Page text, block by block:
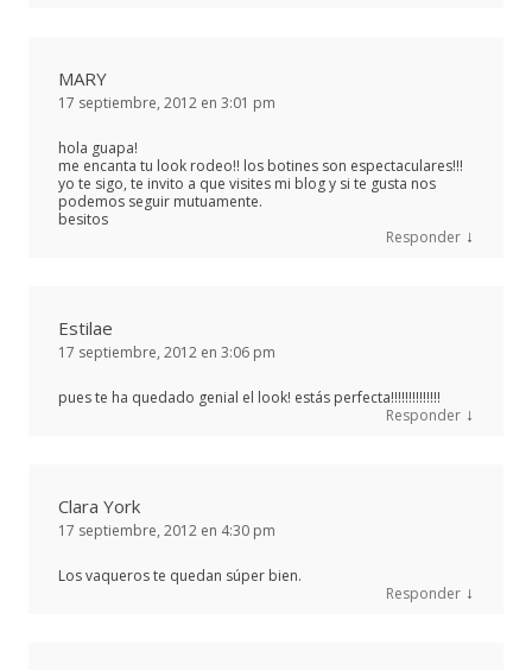
MARY
17 septiembre, 2012 en 3:01 pm
hola guapa!
me encanta tu look rodeo!! los botines son espectaculares!!!
yo te sigo, te invito a que visites mi blog y si te gusta nos
podemos seguir mutuamente.
besitos
Responder ↓
Estilae
17 septiembre, 2012 en 3:06 pm
pues te ha quedado genial el look! estás perfecta!!!!!!!!!!!!!!
Responder ↓
Clara York
17 septiembre, 2012 en 4:30 pm
Los vaqueros te quedan súper bien.
Responder ↓